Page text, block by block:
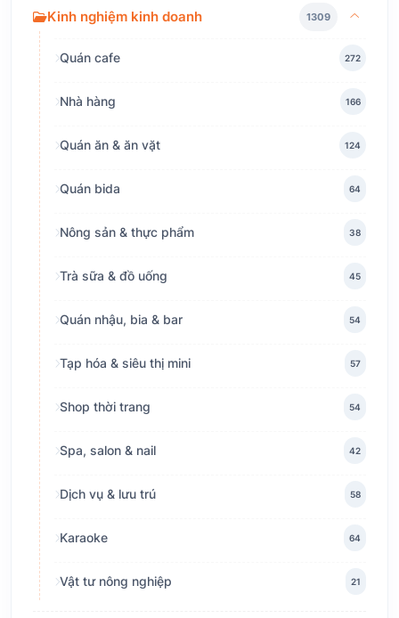
Kinh nghiệm kinh doanh 1309
Quán cafe 272
Nhà hàng 166
Quán ăn & ăn vặt 124
Quán bida 64
Nông sản & thực phẩm 38
Trà sữa & đồ uống 45
Quán nhậu, bia & bar 54
Tạp hóa & siêu thị mini 57
Shop thời trang 54
Spa, salon & nail 42
Dịch vụ & lưu trú 58
Karaoke 64
Vật tư nông nghiệp 21